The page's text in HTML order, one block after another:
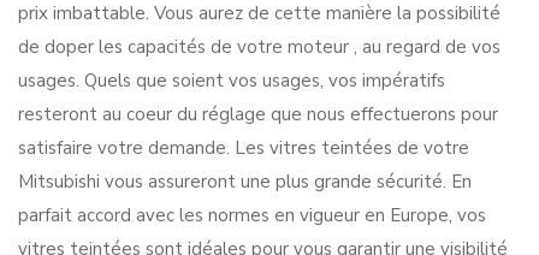
prix imbattable. Vous aurez de cette manière la possibilité
de doper les capacités de votre moteur , au regard de vos
usages. Quels que soient vos usages, vos impératifs
resteront au coeur du réglage que nous effectuerons pour
satisfaire votre demande. Les vitres teintées de votre
Mitsubishi vous assureront une plus grande sécurité. En
parfait accord avec les normes en vigueur en Europe, vos
vitres teintées sont idéales pour vous garantir une visibilité